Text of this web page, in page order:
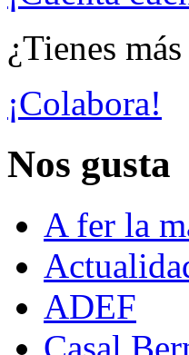
¿Tienes
¡Colabora!
Nos gusta
A fer la
ADEF